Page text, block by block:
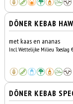
DÖNER KEBAB
met kaas en ananas
Incl. Wettelijke Milieu Toeslag
DÖNER KEBAB